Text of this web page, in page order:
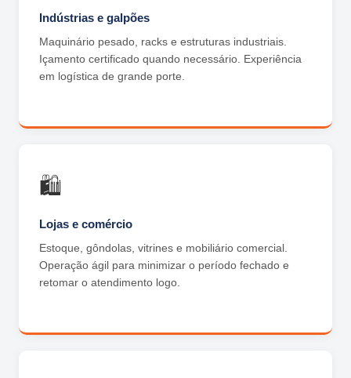
Indústrias e galpões
Maquinário pesado, racks e estruturas industriais.
Içamento certificado quando necessário. Experiência
em logística de grande porte.
🛍️
Lojas e comércio
Estoque, gôndolas, vitrines e mobiliário comercial.
Operação ágil para minimizar o período fechado e
retomar o atendimento logo.